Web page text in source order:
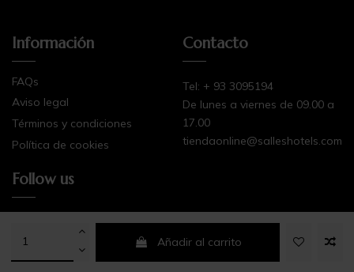
Añadir al carrito
Información
FAQs
Aviso legal
Términos y condiciones
Política de cookies
Contacto
Tel: + 93 3095194
De lunes a viernes de 09.00 a
17.00
tiendaonline@salleshotels.com
Follow us